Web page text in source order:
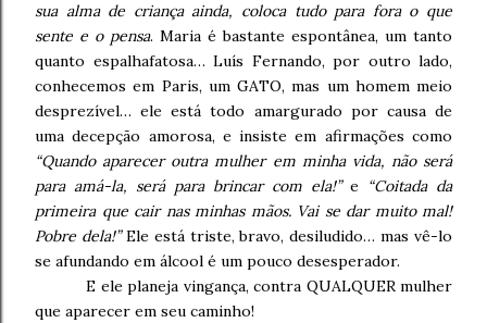
sua alma de criança ainda, coloca tudo para fora o que
sente e o pensa. Maria é bastante espontânea, um tanto
quanto espalhafatosa… Luís Fernando, por outro lado,
conhecemos em Paris, um GATO, mas um homem meio
desprezível… ele está todo amargurado por causa de
uma decepção amorosa, e insiste em afirmações como
“Quando aparecer outra mulher em minha vida, não será
para amá-la, será para brincar com ela!”e “Coitada da
primeira que cair nas minhas mãos. Vai se dar muito mal!
Pobre dela!”Ele está triste, bravo, desiludido… mas vê-lo
se afundando em álcool é um pouco desesperador.
E ele planeja vingança, contra QUALQUER mulher
que aparecer em seu caminho!